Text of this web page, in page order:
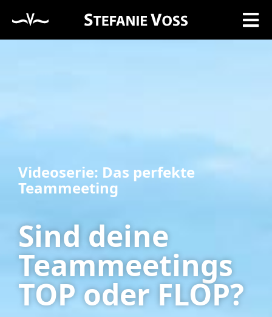
Videoserie: Das perfekte
Teammeeting
Sind deine
Teammeetings
TOP oder FLOP?